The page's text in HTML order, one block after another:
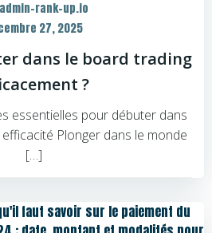
admin-rank-up.io
27, 2025
dans le board trading
?
essentielles pour débuter dans
Plonger dans le monde
[…]